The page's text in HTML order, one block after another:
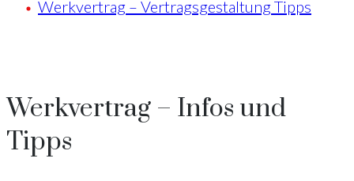
Werkvertrag – Vertragsgestaltung Tipps
Werkvertrag – Infos und
Tipps